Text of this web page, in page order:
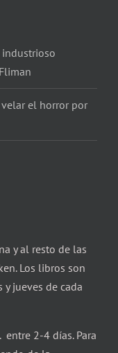
industrioso
velar el horror por
y al resto de las
Los libros son
jueves de cada
2-4 días. Para